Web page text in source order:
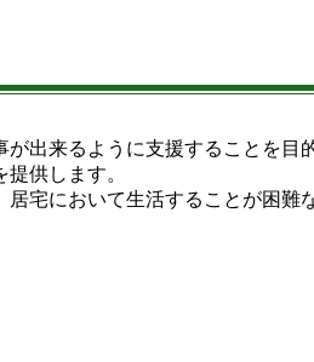
出来るように支援することを目
供します。
宅において生活することが困難